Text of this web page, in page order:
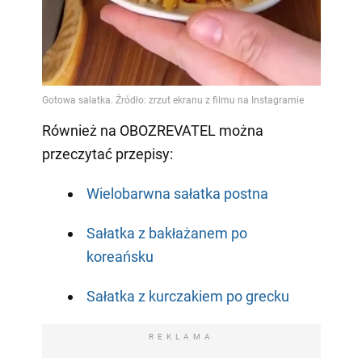
Również na OBOZREVATEL można
przeczytać przepisy:
Wielobarwna sałatka postna
Sałatka z bakłażanem po
koreańsku
Sałatka z kurczakiem po grecku
REKLAMA